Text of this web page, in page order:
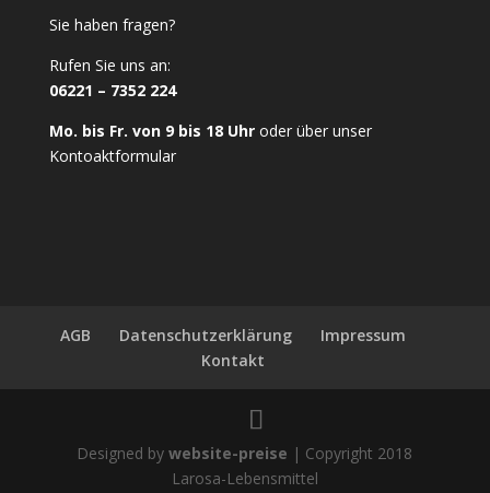
Sie haben fragen?
Rufen Sie uns an:
06221 – 7352 224
Mo. bis Fr. von 9 bis 18 Uhroder über unser
Kontoaktformular
AGB Datenschutzerklärung
Impressum
Kontakt
Designed bywebsite-preise | Copyright 2018
Larosa-Lebensmittel